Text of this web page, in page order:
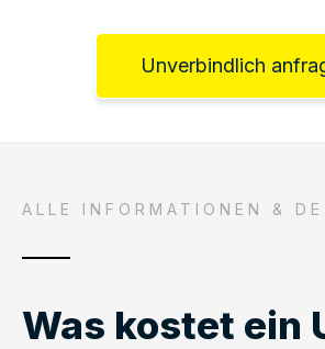
Unverbindlich
ALLE INFORMATIONEN &
Was kostet ein